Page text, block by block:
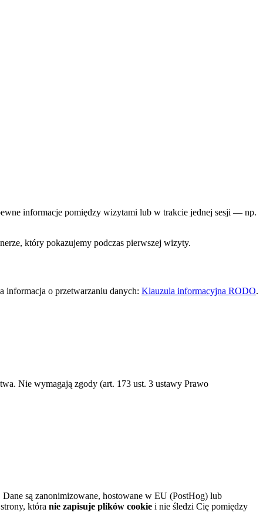
informacje pomiędzy wizytami lub w trakcie jednej sesji — np.
który pokazujemy podczas pierwszej wizyty.
informacja o przetwarzaniu danych: Klauzula informacyjna RODO.
Nie wymagają zgody (art. 173 ust. 3 ustawy Prawo
są zanonimizowane, hostowane w EU (PostHog) lub
która nie zapisuje plików cookie i nie śledzi Cię pomiędzy